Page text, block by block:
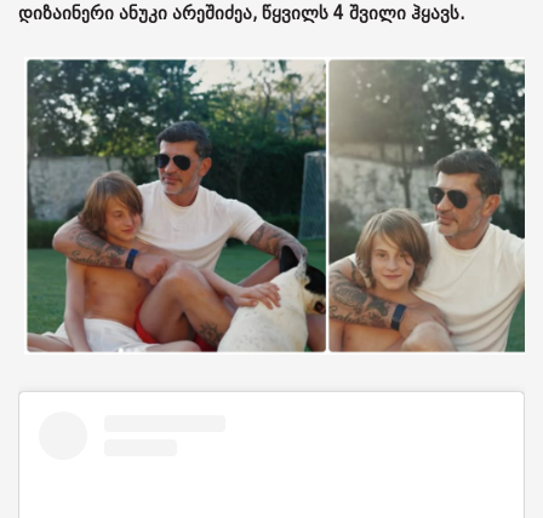
დიზაინერი ანუკი არეშიძეა, წყვილს 4 შვილი ჰყავს.